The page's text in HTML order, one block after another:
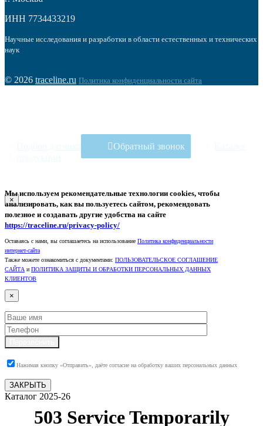
ИНН 7734433219
Научные исследования и разработки в области естественных и технических
наук
© 2026 traceline.ru Политика конфиденциальности сайта
Обратный звонок
×
Мы используем рекомендательные технологии cookies, чтобы
анализировать, как вы пользуетесь сайтом, рекомендовать
полезное и создавать другие удобства на сайте
https://traceline.ru/privacy-policy/
Оставаясь с нами, вы соглашаетесь на использование Политика конфиденциальности
интернет-сайта
Также можете ознакомиться с документами: ПОЛЬЗОВАТЕЛЬСКОЕ СОГЛАШЕНИЕ
САЙТА и ПОЛИТИКА ЗАЩИТЫ И ОБРАБОТКИ ПЕРСОНАЛЬНЫХ ДАННЫХ
КЛИЕНТОВ
×
Нажимая кнопку «Отправить», даёте согласие на обработку ваших персональных данных
ЗАКРЫТЬ
Каталог 2025-26